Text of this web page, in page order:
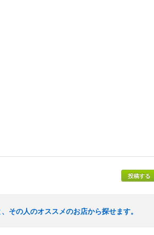
投稿する
その人のオススメのお店から探せます。